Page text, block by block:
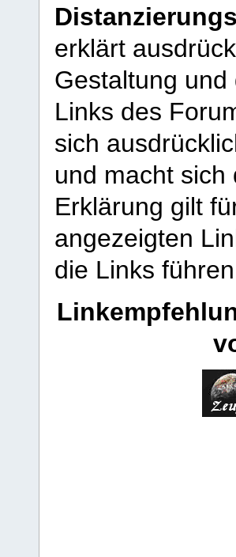
erklärt
Gestaltung
Links des
sich
und macht sich
Erklärung gilt
angezeigten
die Links